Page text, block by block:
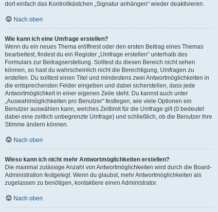
dort einfach das Kontrollkästchen „Signatur anhängen“ wieder deaktivieren.
Nach oben
Wie kann ich eine Umfrage erstellen?
Wenn du ein neues Thema eröffnest oder den ersten Beitrag eines Themas
bearbeitest, findest du ein Register „Umfrage erstellen“ unterhalb des
Formulars zur Beitragserstellung. Solltest du diesen Bereich nicht sehen
können, so hast du wahrscheinlich nicht die Berechtigung, Umfragen zu
erstellen. Du solltest einen Titel und mindestens zwei Antwortmöglichkeiten in
die entsprechenden Felder eingeben und dabei sicherstellen, dass jede
Antwortmöglichkeit in einer eigenen Zeile steht. Du kannst auch unter
„Auswahlmöglichkeiten pro Benutzer“ festlegen, wie viele Optionen ein
Benutzer auswählen kann, welches Zeitlimit für die Umfrage gilt (0 bedeutet
dabei eine zeitlich unbegrenzte Umfrage) und schließlich, ob die Benutzer ihre
Stimme ändern können.
Nach oben
Wieso kann ich nicht mehr Antwortmöglichkeiten erstellen?
Die maximal zulässige Anzahl von Antwortmöglichkeiten wird durch die Board-
Administration festgelegt. Wenn du glaubst, mehr Antwortmöglichkeiten als
zugelassen zu benötigen, kontaktiere einen Administrator.
Nach oben